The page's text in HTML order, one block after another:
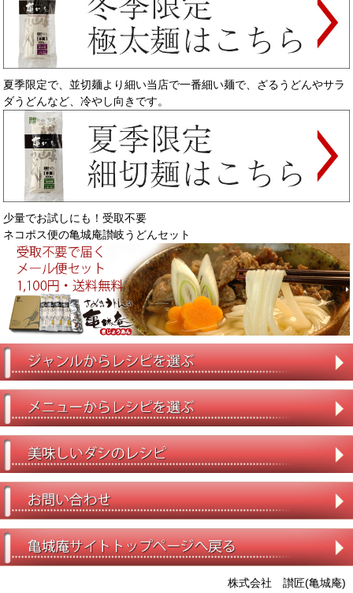
夏季限定で、並切麺より細い当店で一番細い麺で、ざるうどんやサラ
ダうどんなど、冷やし向きです。
少量でお試しにも！受取不要
ネコポス便の亀城庵讃岐うどんセット
株式会社 讃匠(亀城庵)